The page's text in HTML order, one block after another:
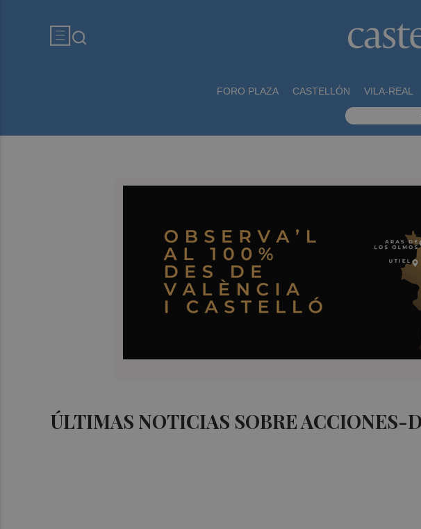
FORO PLAZA CASTELLÓN VILA-REAL
ÚLTIMAS NOTICIAS SOBRE ACCIONES-